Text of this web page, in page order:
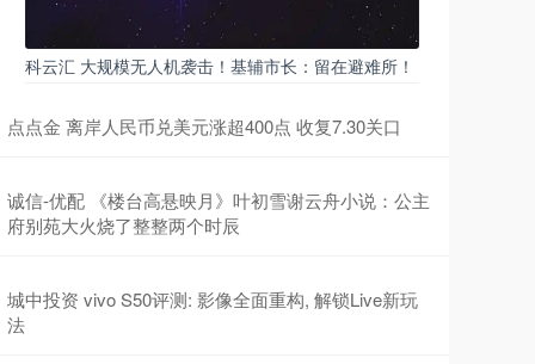
科云汇 大规模无人机袭击！基辅市长：留在避难所！
点点金 离岸人民币兑美元涨超400点 收复7.30关口
诚信-优配 《楼台高悬映月》叶初雪谢云舟小说：公主
府别苑大火烧了整整两个时辰
城中投资 vivo S50评测: 影像全面重构, 解锁Live新玩
法